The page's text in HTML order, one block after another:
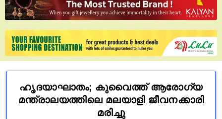
ഹൃദയാഘാതം; കുവൈത്ത് ആരോഗ്യ
മന്ത്രാലയത്തിലെ മലയാളി ജീവനക്കാരി
മരിച്ചു